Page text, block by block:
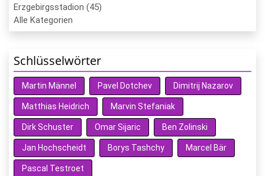
Erzgebirgsstadion (45)
Alle Kategorien
Schlüsselwörter
Martin Männel Pavel Dotchev Dimitrij Nazarov
Matthias Heidrich Marvin Stefaniak
Dirk Schuster Omar Sijaric Ben Zolinski
Jan Hochscheidt Borys Tashchy Marcel Bär
Pascal Testroet